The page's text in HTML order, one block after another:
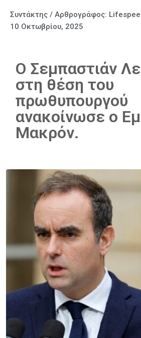
Συντάκτης / Αρθρογράφος:
10 Οκτωβρίου, 2025
Ο Σεμπαστιάν
στη θέση του
πρωθυπουργού
ανακοίνωσε ο
Μακρόν.